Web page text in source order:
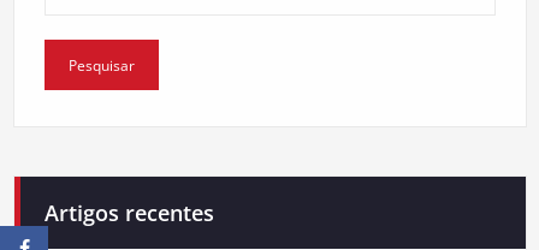
Artigos recentes